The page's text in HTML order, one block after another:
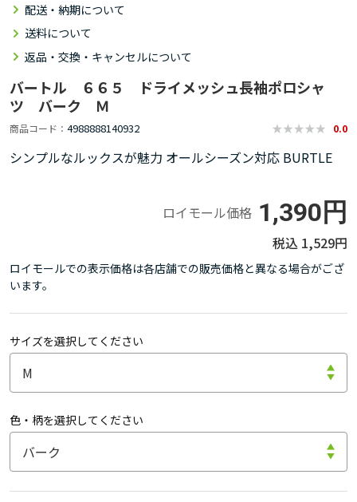
配送・納期について
送料について
返品・交換・キャンセルについて
バートル ６６５ ドライメッシュ長袖ポロシャ
ツ バーク Ｍ
商品コード 4988888140932 0.0
シンプルなルックスが魅力 オールシーズン対応 BURTLE
ロイモール価格 1,390円
1,529円
ロイモールでの表示価格は各店舗での販売価格と異なる場合がござ
います。
サイズを選択してください
色・柄を選択してください